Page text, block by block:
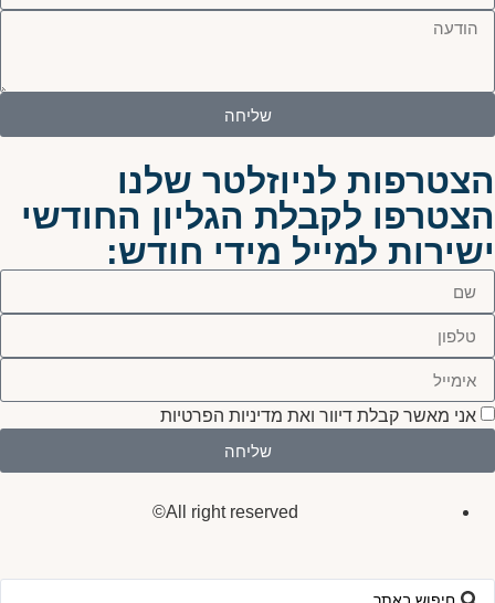
שליחה
הצטרפות לניוזלטר שלנו
הצטרפו לקבלת הגליון החודשי
ישירות למייל מידי חודש:
אני מאשר קבלת דיוור ואת מדיניות הפרטיות
שליחה
All right reserved©